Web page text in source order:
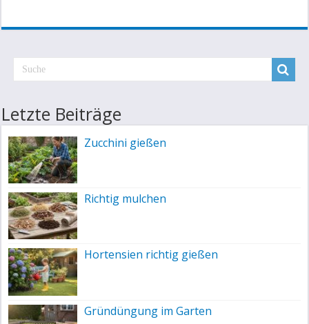
Letzte Beiträge
Zucchini gießen
Richtig mulchen
Hortensien richtig gießen
Gründüngung im Garten